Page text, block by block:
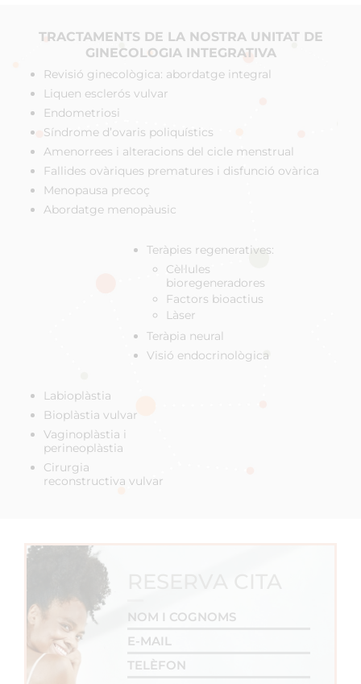
TRACTAMENTS DE LA NOSTRA UNITAT DE
GINECOLOGIA INTEGRATIVA
Revisió ginecològica: abordatge integral
Liquen esclerós vulvar
Endometriosi
Síndrome d’ovaris poliquístics
Amenorrees i alteracions del cicle menstrual
Fallides ovàriques prematures i disfunció ovàrica
Menopausa precoç
Abordatge menopàusic
Teràpies regeneratives:
Cèl·lules
bioregeneradores
Factors bioactius
Làser
Teràpia neural
Visió endocrinològica
Labioplàstia
Bioplàstia vulvar
Vaginoplàstia i
perineoplàstia
Cirurgia
reconstructiva vulvar